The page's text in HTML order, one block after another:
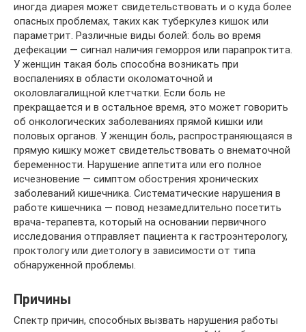
иногда диарея может свидетельствовать и о куда более
опасных проблемах, таких как туберкулез кишок или
параметрит. Различные виды болей: боль во время
дефекации — сигнал наличия геморроя или парапроктита.
У женщин такая боль способна возникать при
воспалениях в области околоматочной и
околовлагалищной клетчатки. Если боль не
прекращается и в остальное время, это может говорить
об онкологических заболеваниях прямой кишки или
половых органов. У женщин боль, распространяющаяся в
прямую кишку может свидетельствовать о внематочной
беременности. Нарушение аппетита или его полное
исчезновение — симптом обострения хронических
заболеваний кишечника. Систематические нарушения в
работе кишечника — повод незамедлительно посетить
врача-терапевта, который на основании первичного
исследования отправляет пациента к гастроэнтерологу,
проктологу или диетологу в зависимости от типа
обнаруженной проблемы.
Причины
Спектр причин, способных вызвать нарушения работы